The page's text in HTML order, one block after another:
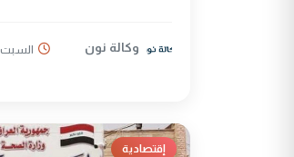
وكالة نون السبت 22 حزيران 2024
إقتصادية